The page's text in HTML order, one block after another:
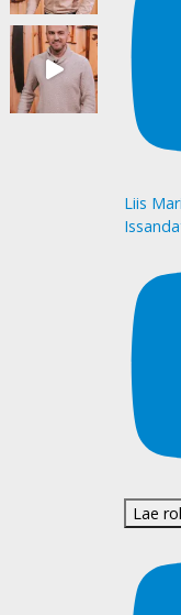
Liis
Lae